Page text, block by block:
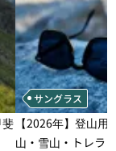
サングラス
【2026年】登山
山・雪山・トレラ